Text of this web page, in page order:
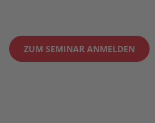
ZUM SEMINAR ANMELDEN